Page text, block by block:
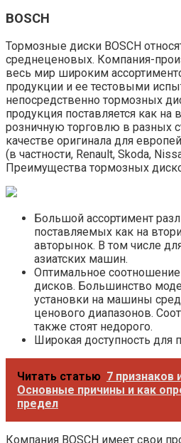
BOSCH
Тормозные диски BOSCH
среднеценовых. Компания-
весь мир широким
продукции и ее тестовыми
непосредственно тормозных
продукция поставляется как
розничную торговлю в разных
качестве оригинала для
(в частности, Renault, Skoda,
Преимущества тормозных
Большой ассортимент
поставляемых как на
авторынок. В том числе
азиатских машин.
Оптимальное
дисков. Большинство
установки на машины
ценового диапазонов.
также стоят недорого.
Широкая доступность для
Читать статью 7 признаков
Основные причины и как
предел
Компания BOSCH имеет свои